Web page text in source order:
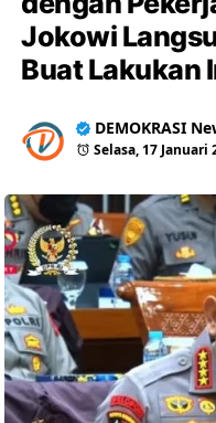
Jokowi
Buat Lakukan
DEMOKRASI
Selasa, 17 Januari